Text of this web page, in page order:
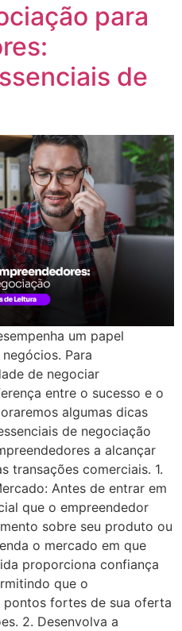
para
de
um papel
Para
de negociar
entre o sucesso e o
algumas dicas
de negociação
a alcançar
transações comerciais. 1.
Antes de entrar em
que o empreendedor
sobre seu produto ou
o mercado em que
proporciona confiança
que o
pontos fortes de sua oferta
2. Desenvolva a